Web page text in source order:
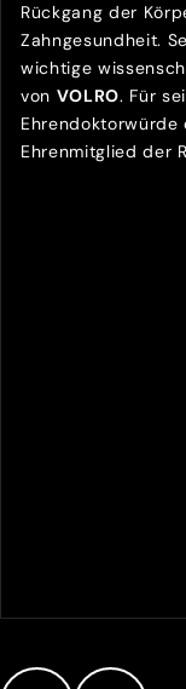
Rückgang der
Zahngesundheit.
wichtige
von VOLRO. Für
Ehrenmitglied der